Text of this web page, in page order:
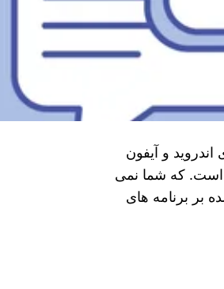
و آیفون
است. که شما نمی‌
بر برنامه‌ های